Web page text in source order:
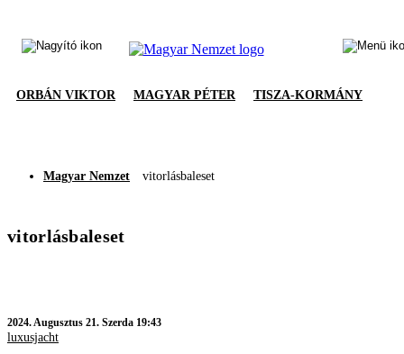
ORBÁN VIKTOR MAGYAR PÉTER TISZA-KORMÁNY
Magyar Nemzet vitorlásbaleset
vitorlásbaleset
2024.Augusztus 21. Szerda 19:43
luxusjacht